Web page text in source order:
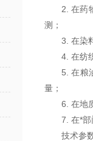
2. 在药
测；
3. 在染
4. 在纺
5. 在粮
量；
6. 在地
7. 在*部
技术参